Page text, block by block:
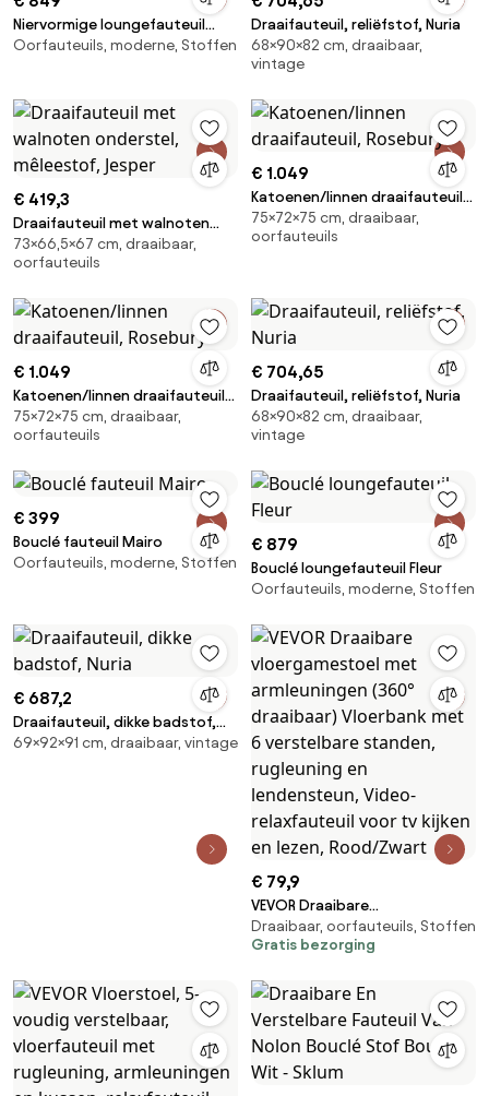
Niervormige loungefauteuil
Alba
Oorfauteuils, moderne, Stoffen
Draaifauteuil, reliëfstof, Nuria
68×90×82 cm, draaibaar,
vintage
€ 419,3
Draaifauteuil met walnoten
onderstel, mêleestof, Jesper
73×66,5×67 cm, draaibaar,
oorfauteuils
€ 1.049
Katoenen/linnen draaifauteuil,
Rosebury
75×72×75 cm, draaibaar,
oorfauteuils
€ 1.049
Katoenen/linnen draaifauteuil,
Rosebury
75×72×75 cm, draaibaar,
oorfauteuils
€ 704,65
Draaifauteuil, reliëfstof, Nuria
68×90×82 cm, draaibaar,
vintage
€ 399
Bouclé fauteuil Mairo
Oorfauteuils, moderne, Stoffen
€ 879
Bouclé loungefauteuil Fleur
Oorfauteuils, moderne, Stoffen
€ 687,2
Draaifauteuil, dikke badstof,
Nuria
69×92×91 cm, draaibaar, vintage
€ 79,9
VEVOR Draaibare
vloergamestoel met
armleuningen (360° draaibaar)
standen, rugleuning en
lendensteun, Video-
relaxfauteuil voor tv kijken en
Draaibaar, oorfauteuils, Stoffen
Gratis bezorging